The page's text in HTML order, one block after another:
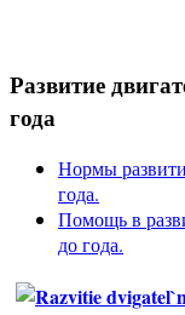
Развитие
года
Нормы
года.
Помощь в
до года.